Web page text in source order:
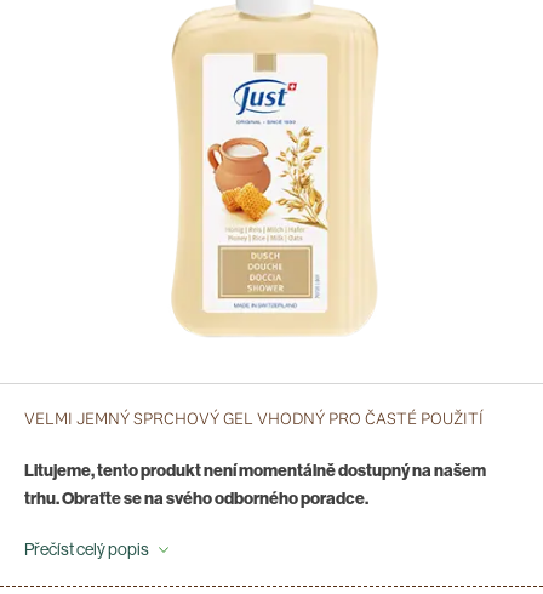
VELMI JEMNÝ SPRCHOVÝ GEL VHODNÝ PRO ČASTÉ POUŽITÍ
Litujeme, tento produkt není momentálně dostupný na našem
trhu. Obraťte se na svého odborného poradce.
Sprchový gel s extrakty z medu, mléka a rýže svým vynikajícím
složením a jemnou vůní přináší radost z každého sprchování.
Přečíst celý popis